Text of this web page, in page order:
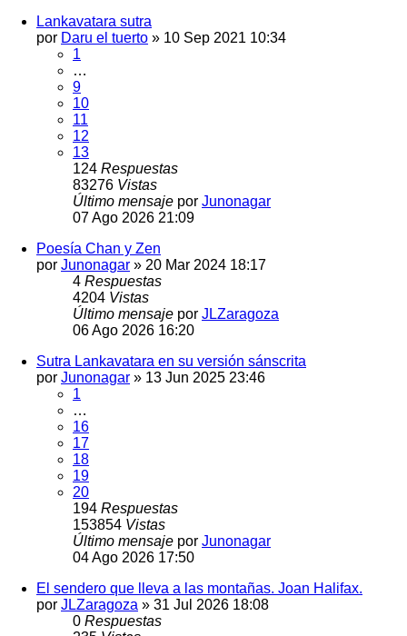
Lankavatara sutra
por Daru el tuerto » 10 Sep 2021 10:34
1
…
9
10
11
12
13
124 Respuestas
83276 Vistas
Último mensaje por Junonagar
07 Ago 2026 21:09
Poesía Chan y Zen
por Junonagar » 20 Mar 2024 18:17
4 Respuestas
4204 Vistas
Último mensaje por JLZaragoza
06 Ago 2026 16:20
Sutra Lankavatara en su versión sánscrita
por Junonagar » 13 Jun 2025 23:46
1
…
16
17
18
19
20
194 Respuestas
153854 Vistas
Último mensaje por Junonagar
04 Ago 2026 17:50
El sendero que lleva a las montañas. Joan Halifax.
por JLZaragoza » 31 Jul 2026 18:08
0 Respuestas